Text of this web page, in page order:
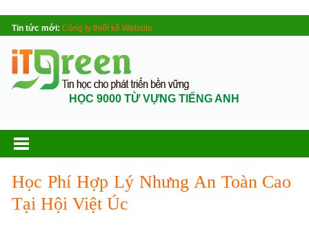
Tin tức mới: Công ty thiết kế Website
HỌC 9000 TỪ VỰNG TIẾNG ANH
Học Phí Hợp Lý Nhưng An Toàn Cao
Tại Hội Việt Úc